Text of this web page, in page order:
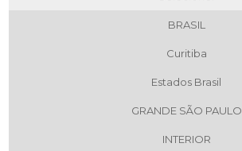
BRASIL
Curitiba
Estados Brasil
GRANDE SÃO PAULO
INTERIOR